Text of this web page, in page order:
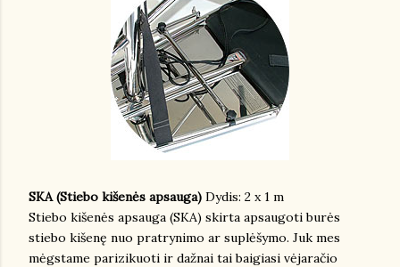
SKA (Stiebo kišenės apsauga) Dydis: 2 x 1 m
Stiebo kišenės apsauga (SKA) skirta apsaugoti burės
stiebo kišenę nuo pratrynimo ar suplėšymo. Juk mes
mėgstame parizikuoti ir dažnai tai baigiasi vėjaračio